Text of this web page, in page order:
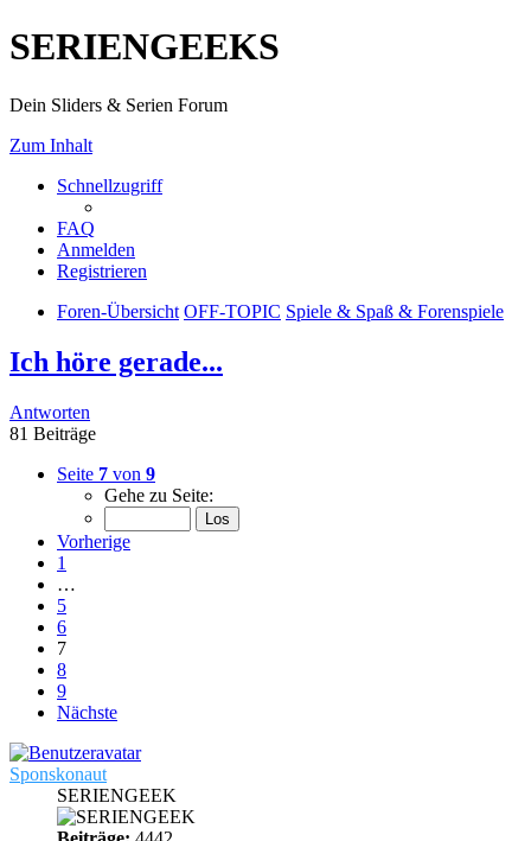
SERIENGEEKS
Dein Sliders & Serien Forum
Zum Inhalt
Schnellzugriff
FAQ
Anmelden
Registrieren
Foren-Übersicht OFF-TOPIC Spiele & Spaß & Forenspiele
Ich höre gerade...
Antworten
81 Beiträge
Seite 7 von 9
Gehe zu Seite:
Vorherige
1
…
5
6
7
8
9
Nächste
Sponskonaut
SERIENGEEK